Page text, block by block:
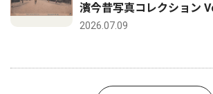
濱今昔写真コレクション
2026.07.09